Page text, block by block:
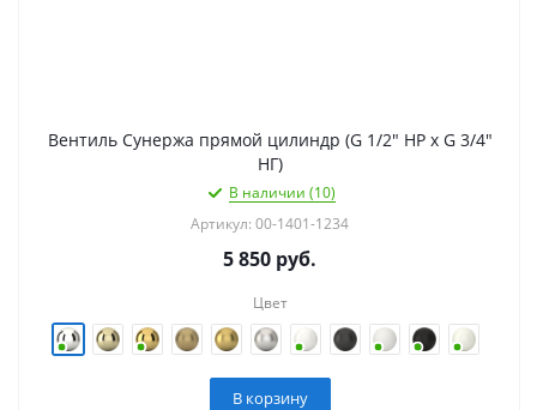
Вентиль Сунержа прямой цилиндр (G 1/2" НР х G 3/4"
НГ)
В наличии (10)
Артикул: 00-1401-1234
5 850 руб.
Цвет
В корзину